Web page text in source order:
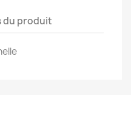
du produit